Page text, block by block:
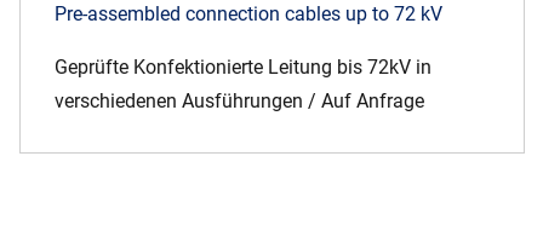
Pre-assembled connection cables up to 72 kV
Geprüfte Konfektionierte Leitung bis 72kV in
verschiedenen Ausführungen / Auf Anfrage